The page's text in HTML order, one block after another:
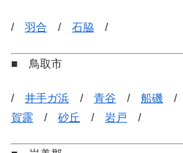
/ 羽合 / 石脇 /
■ 鳥取市
/ 井手ガ浜 / 青谷 / 船磯 /
賀露 / 砂丘 / 岩戸 /